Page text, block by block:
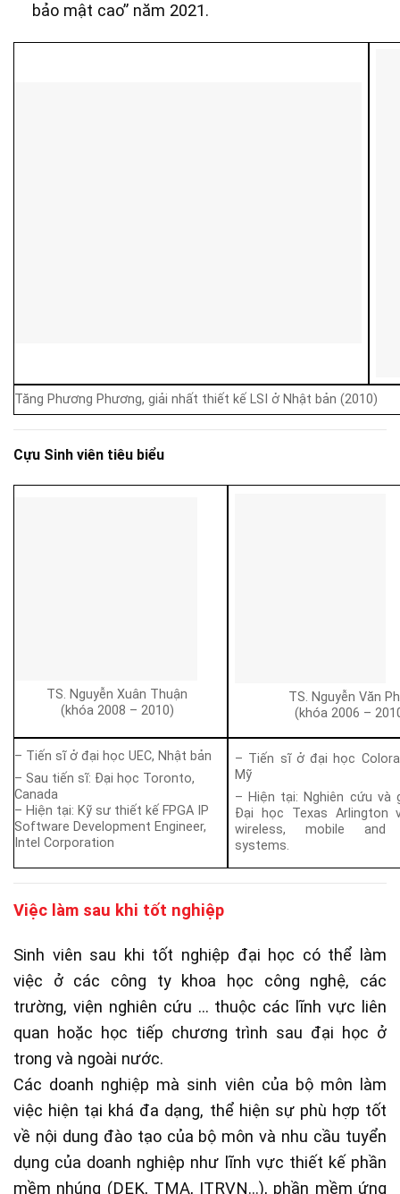
bảo mật cao” năm 2021.
Tăng Phương Phương, giải nhất thiết kế LSI ở Nhật bản (2010)
Cựu Sinh viên tiêu biểu
TS. Nguyễn Xuân Thuận
(khóa 2008 – 2010)
TS. Nguyễn Văn
(khóa 2006 –
– Tiến sĩ ở đại học UEC, Nhật bản
– Sau tiến sĩ: Đại học Toronto,
Canada
– Hiện tại: Kỹ sư thiết kế FPGA IP
Software Development Engineer,
Intel Corporation​
– Tiến sĩ ở đại học
Mỹ
– Hiện tại: Nghiên cứu và
Đại học Texas Arlington
wireless, mobile and
systems.
Việc làm sau khi tốt nghiệp
Sinh viên sau khi tốt nghiệp đại học có thể làm
việc ở các công ty khoa học công nghệ, các
trường, viện nghiên cứu … thuộc các lĩnh vực liên
quan hoặc học tiếp chương trình sau đại học ở
trong và ngoài nước.
Các doanh nghiệp mà sinh viên của bộ môn làm
việc hiện tại khá đa dạng, thể hiện sự phù hợp tốt
về nội dung đào tạo của bộ môn và nhu cầu tuyển
dụng của doanh nghiệp như lĩnh vực thiết kế phần
mềm nhúng (DEK, TMA, ITRVN…), phần mềm ứng